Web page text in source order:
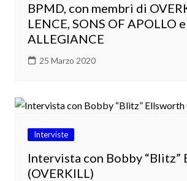
BPMD, con membri di
LENCE, SONS OF APOLLO
ALLEGIANCE
25 Marzo 2020
Interviste
Intervista con Bobby “Blitz”
(OVERKILL)